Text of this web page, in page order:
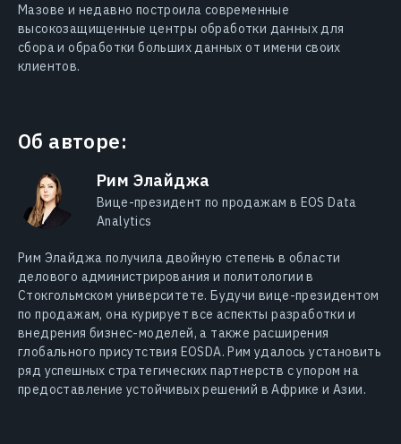
Мазове и недавно построила современные
высокозащищенные центры обработки данных для
сбора и обработки больших данных от имени своих
клиентов.
Об авторе:
Рим Элайджа
Вице-президент по продажам в EOS Data
Analytics
Рим Элайджа получила двойную степень в области
делового администрирования и политологии в
Стокгольмском университете. Будучи вице-президентом
по продажам, она курирует все аспекты разработки и
внедрения бизнес-моделей, а также расширения
глобального присутствия EOSDA. Рим удалось установить
ряд успешных стратегических партнерств с упором на
предоставление устойчивых решений в Африке и Азии.